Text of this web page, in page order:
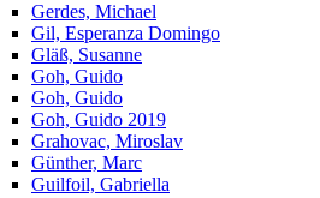
Gerdes, Michael
Gil, Esperanza Domingo
Gläß, Susanne
Goh, Guido
Goh, Guido
Goh, Guido 2019
Grahovac, Miroslav
Günther, Marc
Guilfoil, Gabriella